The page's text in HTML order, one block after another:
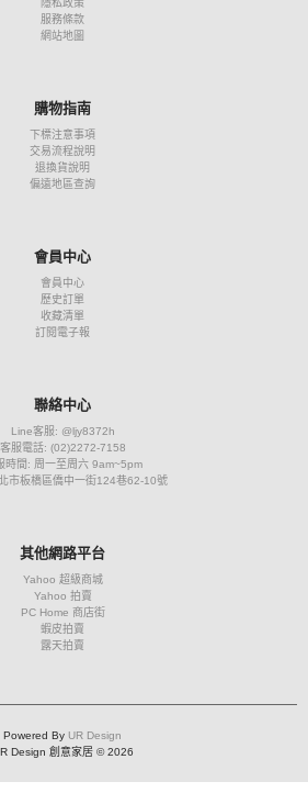
隱私政策
服務條款
網站地圖
購物指南
下標注意事項
交易流程說明
退換貨說明
偏遠地區查詢
會員中心
會員中心
歷史訂單
收藏清單
訂閱電子報
聯絡中心
Line客服: @ljy8372h
客服電話: (02)2272-7158
時間: 周一至周六 9am~5pm
市板橋區僑中一街124巷62-10號
其他網路平台
Yahoo 超級商城
Yahoo 拍賣
PC Home 商店街
蝦皮拍賣
露天拍賣
Powered By UR Design
Design 創意家居 © 2026